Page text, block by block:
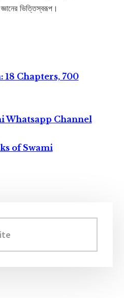
ভিত্তিস্বরূপ।
18 Chapters, 700
Whatsapp Channel
of Swami